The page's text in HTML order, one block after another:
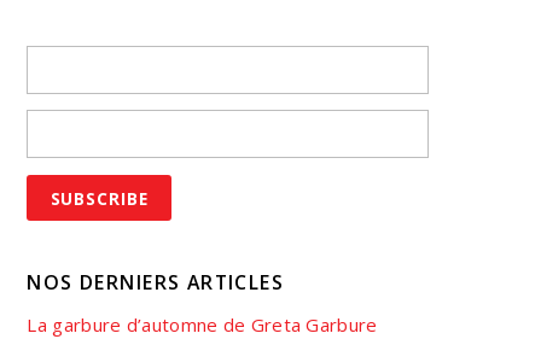
NOS DERNIERS ARTICLES
La garbure d’automne de Greta Garbure